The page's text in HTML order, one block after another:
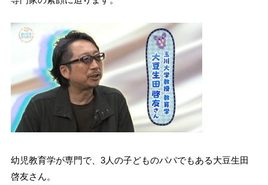
幼児教育学が専門で、3人の子どものパパでもある大豆生田
啓友さん。